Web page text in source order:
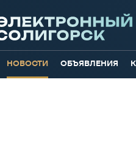
НОВОСТИ ОБЪЯВЛЕНИЯ